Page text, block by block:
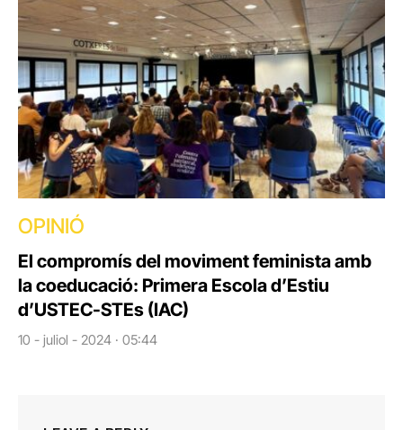
OPINIÓ
El compromís del moviment feminista amb
la coeducació: Primera Escola d’Estiu
d’USTEC-STEs (IAC)
10 - juliol - 2024 · 05:44